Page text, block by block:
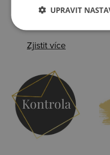
Zjistit více
Kontrola
UPRAVIT